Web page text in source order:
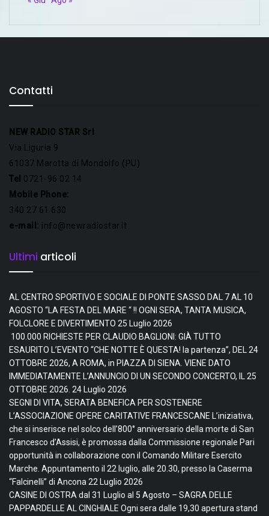
Contatti
NEW RADIO STAR Srl
Via Liguria 9
61037 Marotta di Mondolfo (PU)
Tel 0721-96 02 14
Mobile Phone:
340 27 61 630
e-mail: info@newradiostar.it
Ultimi articoli
AL CENTRO SPORTIVO E SOCIALE DI PONTE SASSO DAL 7 AL 10
AGOSTO “LA FESTA DEL MARE “ !! OGNI SERA, TANTA MUSICA,
FOLCLORE E DIVERTIMENTO 25 Luglio 2026
100.000 RICHIESTE PER CLAUDIO BAGLIONI: GIÀ TUTTO
ESAURITO L’EVENTO “CHE NOTTE È QUESTA! la partenza”, DEL 24
OTTOBRE 2026, A ROMA, in PIAZZA DI SIENA. VIENE DATO
IMMEDIATAMENTE L’ANNUNCIO DI UN SECONDO CONCERTO, IL 25
OTTOBRE 2026. 24 Luglio 2026
SEGNI DI VITA, SERATA BENEFICA PER SOSTENERE
L’ASSOCIAZIONE OPERE CARITATIVE FRANCESCANE L’iniziativa,
che si inserisce nel solco dell’800° anniversario della morte di San
Francesco d’Assisi, è promossa dalla Commissione regionale Pari
opportunità in collaborazione con il Comando Militare Esercito
Marche. Appuntamento il 22 luglio, alle 20.30, presso la Caserma
“Falcinelli” di Ancona22 Luglio 2026
CASINE DI OSTRA dal 31 Luglio al 5 Agosto – SAGRA DELLE
PAPPARDELLE AL CINGHIALE Ogni sera dalle 19,30 apertura stand